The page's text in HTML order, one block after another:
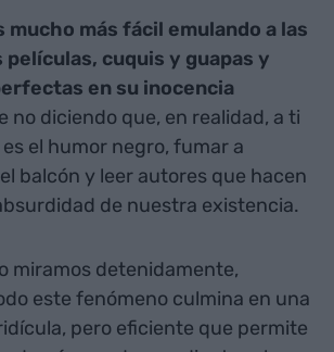
mucho más fácil emulando a las
películas, cuquis y guapas y
en su inocencia
no diciendo que, en realidad, a ti
el humor negro, fumar a
balcón y leer autores que hacen
de nuestra existencia.
miramos detenidamente,
este fenómeno culmina en una
pero eficiente que permite